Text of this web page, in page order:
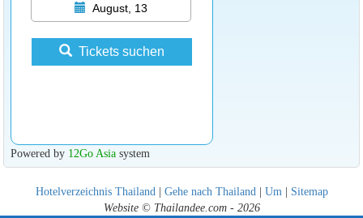
August, 13
Tickets suchen
Powered by 12Go Asiasystem
Hotelverzeichnis Thailand| Gehe nach Thailand| Um| Sitemap
Website © Thailandee.com - 2026